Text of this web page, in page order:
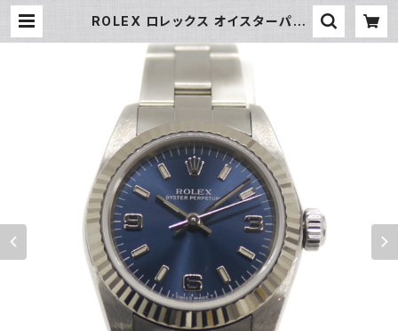
ROLEX ロレックス オイスターパー
き ブルー文字盤 レディースウォッチ
Y04845 | 大和屋質店 前橋三俣店